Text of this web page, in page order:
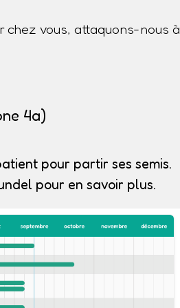
chez vous, attaquons-nous à
4a)
pour partir ses semis.
pour en savoir plus.